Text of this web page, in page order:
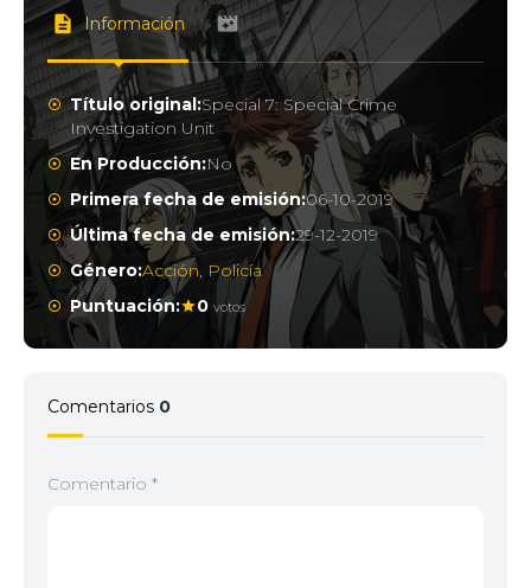
Información
Título original:Special 7: Special Crime
Investigation Unit
En Producción:No
Primera fecha de emisión:06-10-2019
Última fecha de emisión:29-12-2019
Género:Acción, Policía
Puntuación:
0 votos
Comentarios 0
Comentario *